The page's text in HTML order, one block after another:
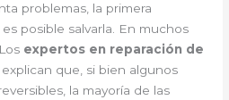
problemas, la primera
posible salvarla. En muchos
expertos en reparación de
que, si bien algunos
la mayoría de las